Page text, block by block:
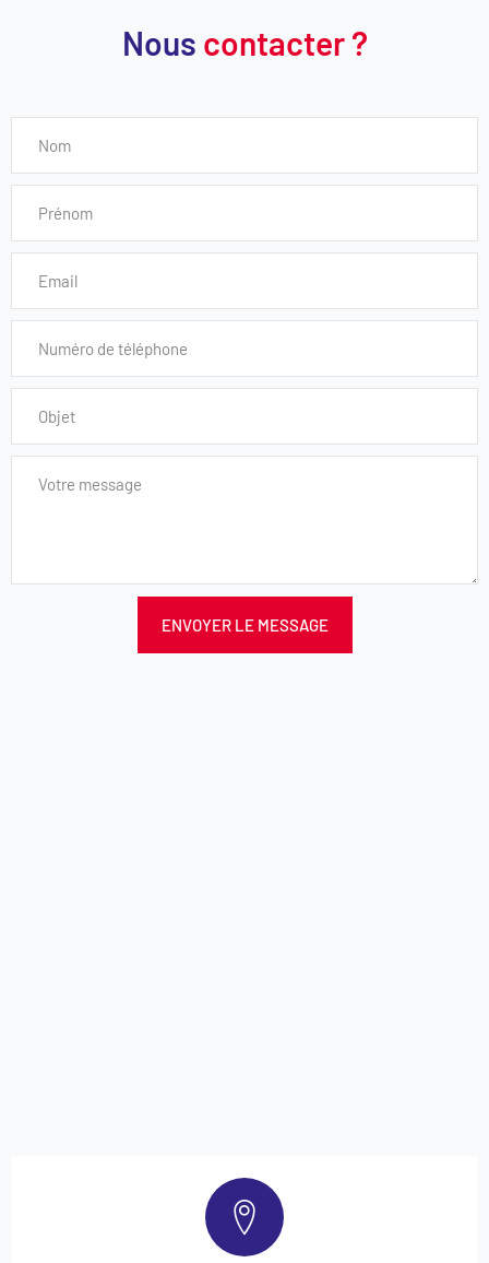
Nous contacter ?
ENVOYER LE MESSAGE